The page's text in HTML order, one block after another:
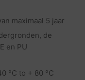
maximaal 5 jaar
de
en PU
°C to + 80 °C